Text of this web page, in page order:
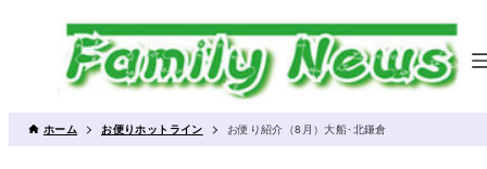
ホーム お便りホットライン お便り紹介（8月）大船･北鎌倉